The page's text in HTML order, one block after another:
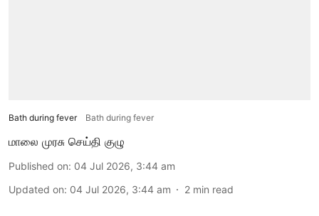
Bath during fever Bath during fever
மாலை முரசு செய்தி குழு
Published on: 04 Jul 2026, 3:44 am
Updated on: 04 Jul 2026, 3:44 am 2 min read